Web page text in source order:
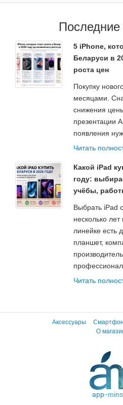
Последние
5 iPhone,
Беларуси в
роста цен
Покупку
месяцами.
снижения
презентации
появления
Читать
Какой iPad
году:
учёбы,
Выбрать iPad
несколько
линейке есть
планшет,
Читать
Аксессуары
О